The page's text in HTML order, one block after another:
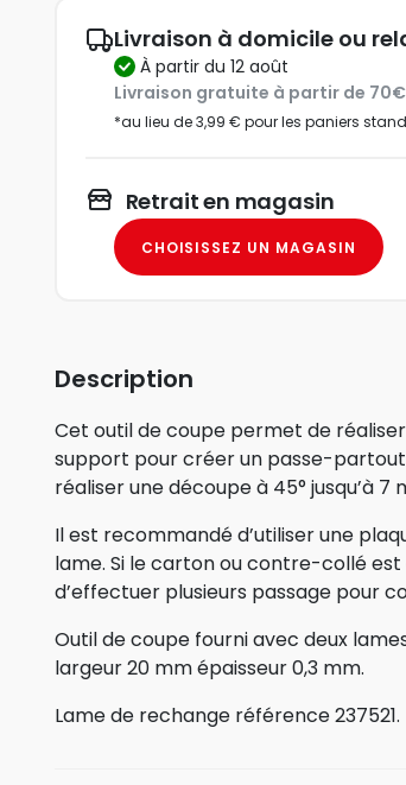
Livraison à domicile ou
à partir du 12 août
Livraison gratuite à partir de
*au lieu de 3,99 € pour les paniers
Retrait en magasin
CHOISISSEZ UN MAGASIN
Description
Cet outil de coupe permet de
support pour créer un passe-
réaliser une découpe à 45° jusqu’à 7
Il est recommandé d’utiliser une
lame. Si le carton ou contre-collé
d’effectuer plusieurs passage pour
Outil de coupe fourni avec deux
largeur 20 mm épaisseur 0,3 mm.
Lame de rechange référence 237521.